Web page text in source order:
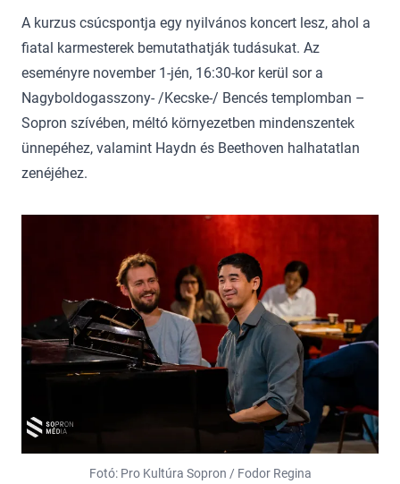
A kurzus csúcspontja egy nyilvános koncert lesz, ahol a
fiatal karmesterek bemutathatják tudásukat. Az
eseményre november 1-jén, 16:30-kor kerül sor a
Nagyboldogasszony- /Kecske-/ Bencés templomban –
Sopron szívében, méltó környezetben mindenszentek
ünnepéhez, valamint Haydn és Beethoven halhatatlan
zenéjéhez.
Fotó: Pro Kultúra Sopron / Fodor Regina